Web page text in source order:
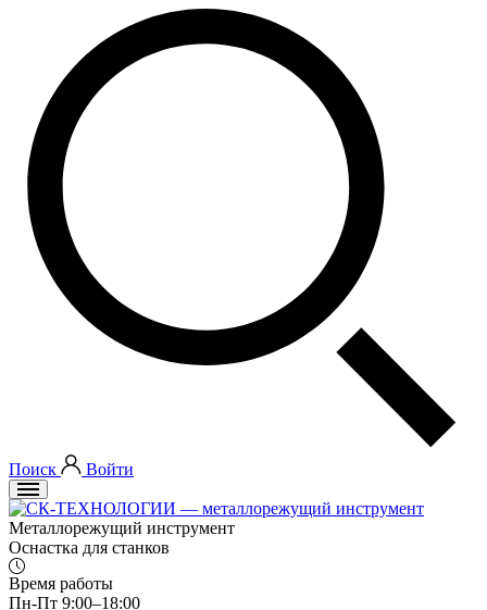
Поиск Войти
Металлорежущий инструмент
Оснастка для станков
Время работы
Пн-Пт 9:00–18:00